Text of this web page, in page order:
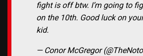
fight is off btw. I’m going to
on the 10th. Good luck on
kid.
— Conor McGregor